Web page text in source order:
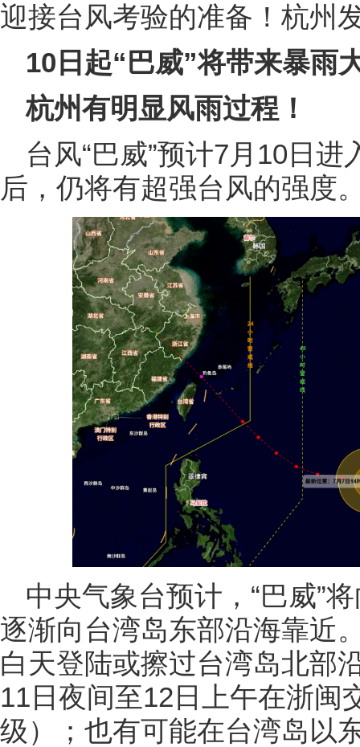
迎接台风考验的准备！杭州
10日起“巴威”将带来暴雨
杭州有明显风雨过程！
台风“巴威”预计7月10日
后，仍将有超强台风的强度
中央气象台预计，“巴威”
逐渐向台湾岛东部沿海靠近
白天登陆或擦过台湾岛北部
11日夜间至12日上午在浙闽
级）；也有可能在台湾岛以